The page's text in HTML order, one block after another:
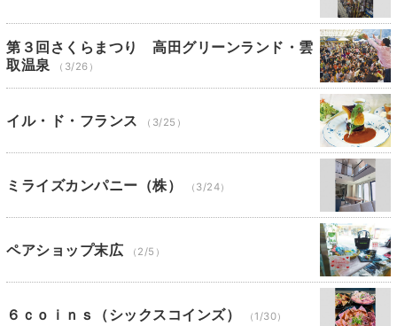
第３回さくらまつり 高田グリーンランド・雲
取温泉
（3/26）
イル・ド・フランス （3/25）
ミライズカンパニー（株） （3/24）
ペアショップ末広 （2/5）
６ｃｏｉｎｓ（シックスコインズ） （1/30）